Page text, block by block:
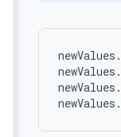
newValues .
newValues .
newValues .
newValues .